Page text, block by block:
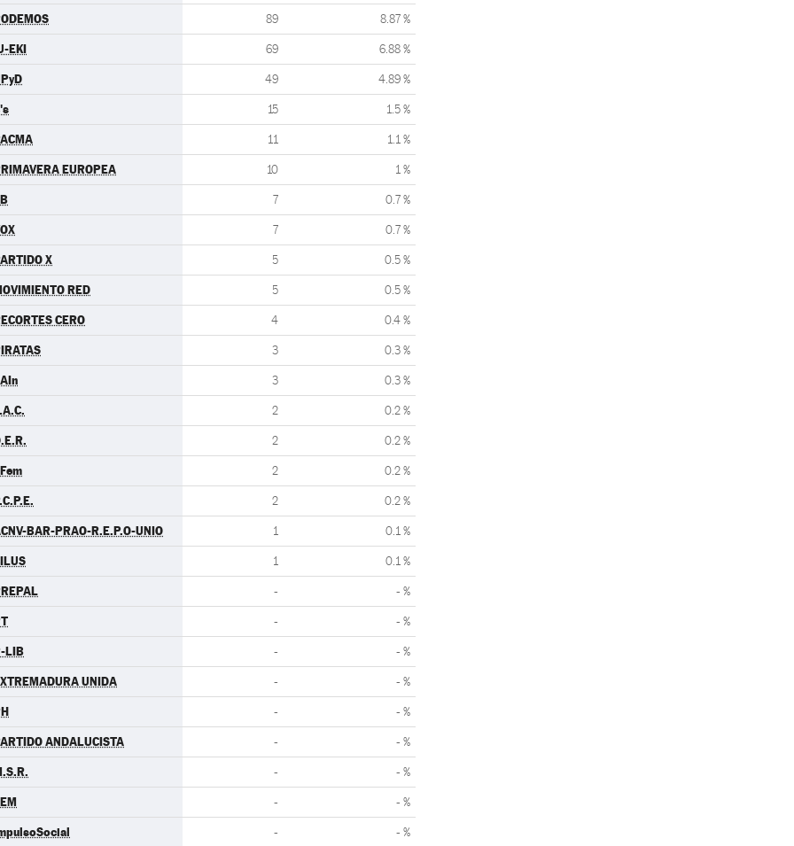
89 8.87 %
EKI 69 6.88 %
49 4.89 %
15 1.5 %
11 1.1 %
EUROPEA 10 1 %
7 0.7 %
7 0.7 %
X 5 0.5 %
RED 5 0.5 %
CERO 4 0.4 %
3 0.3 %
3 0.3 %
2 0.2 %
2 0.2 %
2 0.2 %
2 0.2 %
BAR-PRAO-R.E.P.O-UNIO 1 0.1 %
1 0.1 %
- - %
- - %
LIB - - %
UNIDA - - %
- - %
ANDALUCISTA - - %
- - %
- - %
- - %